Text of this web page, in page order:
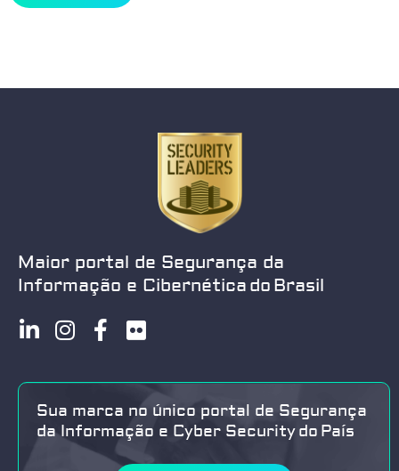
Maior portal de Segurança da
Informação e Cibernética do Brasil
Sua marca no único portal de Segurança
da Informação e Cyber Security do País